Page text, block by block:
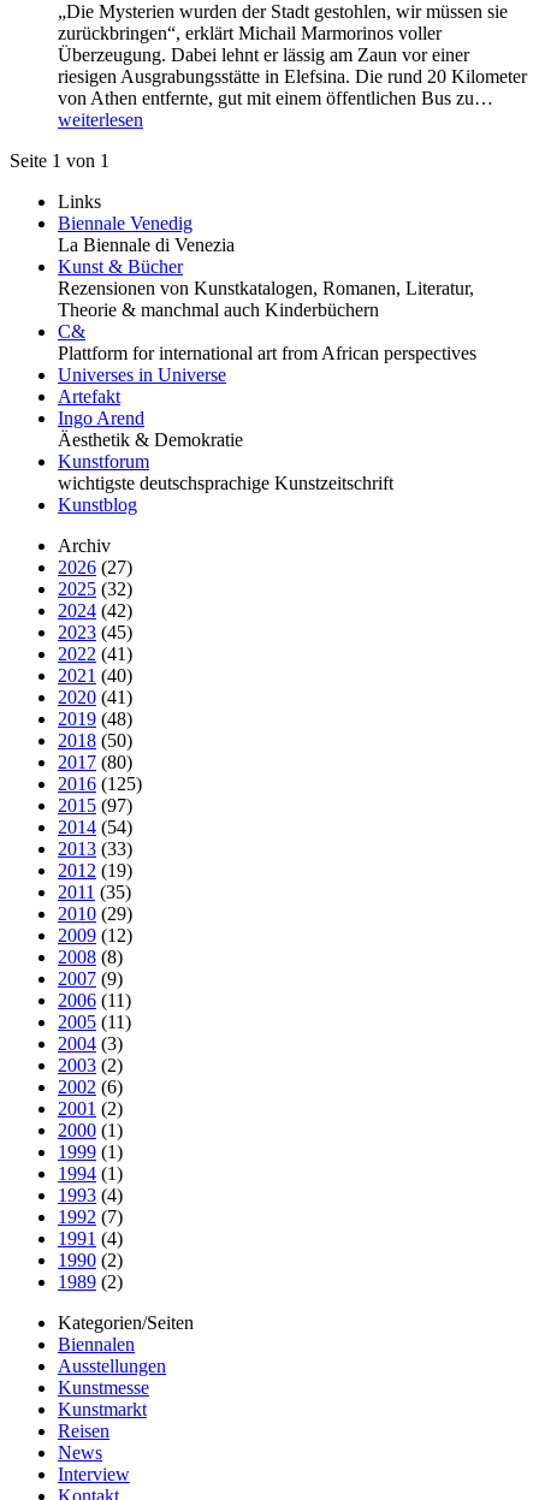
„Die Mysterien wurden der Stadt gestohlen, wir müssen sie
zurückbringen“, erklärt Michail Marmorinos voller
Überzeugung. Dabei lehnt er lässig am Zaun vor einer
riesigen Ausgrabungsstätte in Elefsina. Die rund 20 Kilometer
von Athen entfernte, gut mit einem öffentlichen Bus zu…
weiterlesen
Seite 1 von 1
Links
Biennale Venedig
La Biennale di Venezia
Kunst & Bücher
Rezensionen von Kunstkatalogen, Romanen, Literatur,
Theorie & manchmal auch Kinderbüchern
C&
Plattform for international art from African perspectives
Universes in Universe
Artefakt
Ingo Arend
Äesthetik & Demokratie
Kunstforum
wichtigste deutschsprachige Kunstzeitschrift
Kunstblog
Archiv
2026 (27)
2025 (32)
2024 (42)
2023 (45)
2022 (41)
2021 (40)
2020 (41)
2019 (48)
2018 (50)
2017 (80)
2016 (125)
2015 (97)
2014 (54)
2013 (33)
2012 (19)
2011 (35)
2010 (29)
2009 (12)
2008 (8)
2007 (9)
2006 (11)
2005 (11)
2004 (3)
2003 (2)
2002 (6)
2001 (2)
2000 (1)
1999 (1)
1994 (1)
1993 (4)
1992 (7)
1991 (4)
1990 (2)
1989 (2)
Kategorien/Seiten
Biennalen
Ausstellungen
Kunstmesse
Kunstmarkt
Reisen
News
Interview